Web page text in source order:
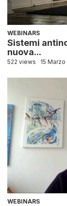
WEBINARS
Sistemi
nuova...
522 views 15
WEBINARS